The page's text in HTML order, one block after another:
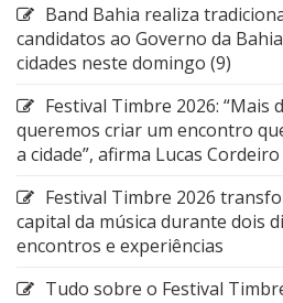
Band Bahia realiza
candidatos ao Governo da
cidades neste domingo (9)
Festival Timbre 2026: “Mais
queremos criar um encontro
a cidade”, afirma Lucas Cordeiro
Festival Timbre 2026
capital da música durante dois
encontros e experiências
Tudo sobre o Festival